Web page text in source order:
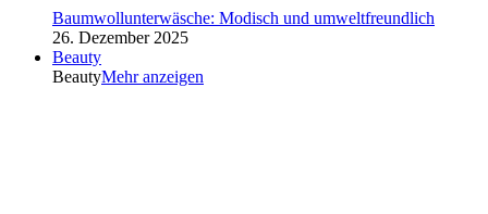
Baumwollunterwäsche: Modisch und umweltfreundlich
26. Dezember 2025
Beauty
BeautyMehr anzeigen